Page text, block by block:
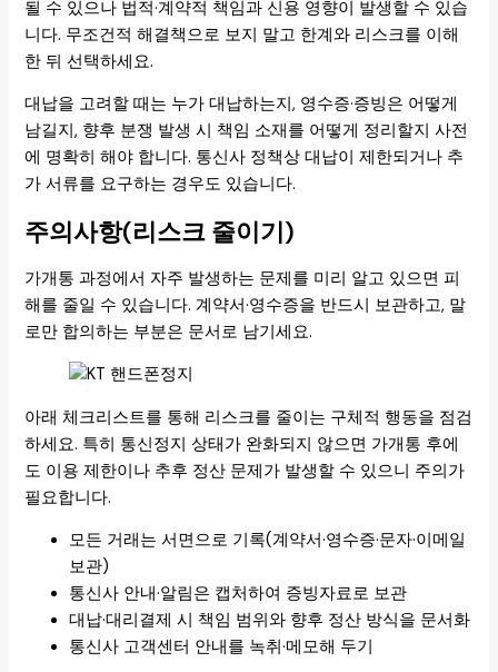
될 수 있으나 법적·계약적 책임과 신용 영향이 발생할 수 있습
니다. 무조건적 해결책으로 보지 말고 한계와 리스크를 이해
한 뒤 선택하세요.
대납을 고려할 때는 누가 대납하는지, 영수증·증빙은 어떻게
남길지, 향후 분쟁 발생 시 책임 소재를 어떻게 정리할지 사전
에 명확히 해야 합니다. 통신사 정책상 대납이 제한되거나 추
가 서류를 요구하는 경우도 있습니다.
주의사항(리스크 줄이기)
가개통 과정에서 자주 발생하는 문제를 미리 알고 있으면 피
해를 줄일 수 있습니다. 계약서·영수증을 반드시 보관하고, 말
로만 합의하는 부분은 문서로 남기세요.
아래 체크리스트를 통해 리스크를 줄이는 구체적 행동을 점검
하세요. 특히 통신정지 상태가 완화되지 않으면 가개통 후에
도 이용 제한이나 추후 정산 문제가 발생할 수 있으니 주의가
필요합니다.
모든 거래는 서면으로 기록(계약서·영수증·문자·이메일
보관)
통신사 안내·알림은 캡처하여 증빙자료로 보관
대납·대리결제 시 책임 범위와 향후 정산 방식을 문서화
통신사 고객센터 안내를 녹취·메모해 두기